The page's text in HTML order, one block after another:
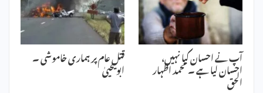
آپ نے احسان کیا نہیں،
احسان لیا ہے ۔ محمد اظہار
الحق
قتل عام پر ہماری خاموشی ۔
ابویحییٰ